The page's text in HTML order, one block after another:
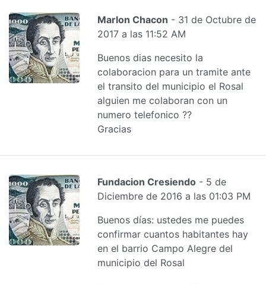
Marlon Chacon - 31 de Octubre de
2017 a las 11:52 AM
Buenos dias necesito la
colaboracion para un tramite ante
el transito del municipio el Rosal
alguien me colaboran con un
numero telefonico ??
Gracias
Fundacion Cresiendo - 5 de
Diciembre de 2016 a las 01:03 PM
Buenos días: ustedes me puedes
confirmar cuantos habitantes hay
en el barrio Campo Alegre del
municipio del Rosal